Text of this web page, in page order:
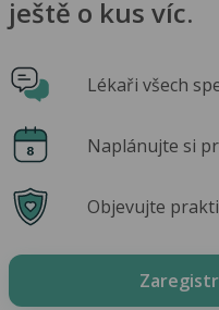
ještě o kus víc.
Lékaři všech
Naplánujte si
Objevujte